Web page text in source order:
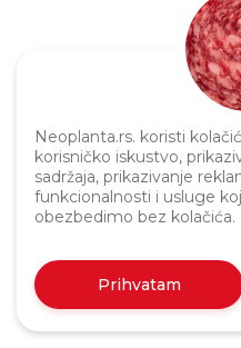
Neoplanta.rs. koristi
korisničko iskustvo,
sadržaja, prikazivanje
funkcionalnosti i usluge
obezbedimo bez kolačića.
Prihvatam
Politika